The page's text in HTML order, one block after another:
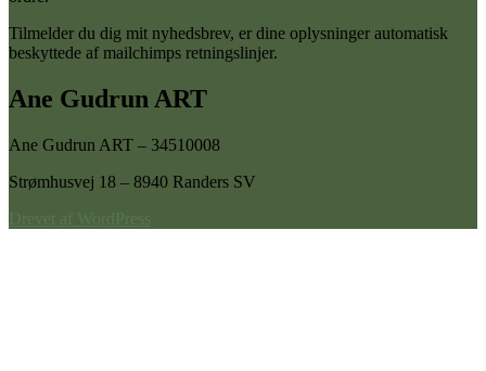
Tilmelder du dig mit nyhedsbrev, er dine oplysninger automatisk
beskyttede af mailchimps retningslinjer.
Ane Gudrun ART
Ane Gudrun ART – 34510008
Strømhusvej 18 – 8940 Randers SV